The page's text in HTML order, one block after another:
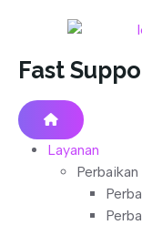
Fast
Layanan